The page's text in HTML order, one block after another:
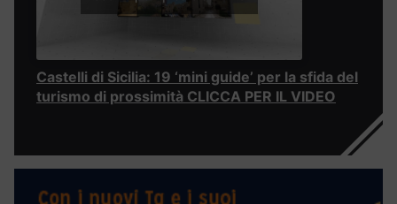
Castelli di Sicilia: 19 ‘mini guide’ per la sfida del
turismo di prossimità CLICCA PER IL VIDEO